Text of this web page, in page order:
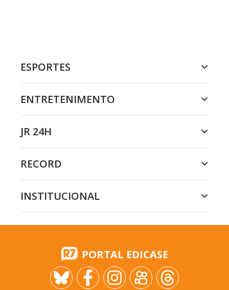
ESPORTES
ENTRETENIMENTO
JR 24H
RECORD
INSTITUCIONAL
PORTAL EDICASE